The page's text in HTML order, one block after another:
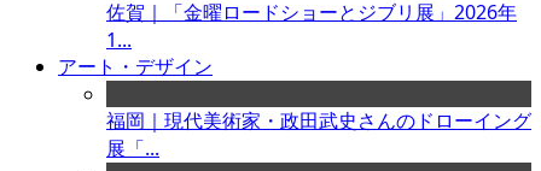
佐賀｜「金曜ロードショーとジブリ展」2026年
1...
アート・デザイン
福岡｜現代美術家・政田武史さんのドローイング
展「...